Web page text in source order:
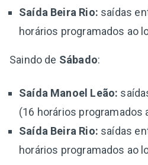
Saída Beira Rio: saídas
horários programados ao
Saindo de Sábado:
Saída Manoel Leão:
(16 horários programados
Saída Beira Rio: saídas
horários programados ao